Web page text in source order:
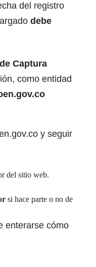
del registro
debe
Captura
como entidad
y seguir
del sitio web.
si hace parte o no de
enterarse cómo